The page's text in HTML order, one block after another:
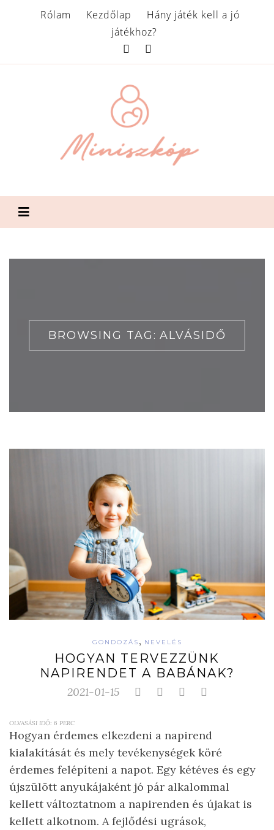
Rólam Kezdőlap
Hány játék kell a jó
játékhoz?
BROWSING TAG: ALVÁSIDŐ
GONDOZÁS , NEVELÉS
HOGYAN TERVEZZÜNK
NAPIRENDET A BABÁNAK?
2021-01-15
OLVASÁSI IDŐ: 6 PERC
Hogyan érdemes elkezdeni a napirend
kialakítását és mely tevékenységek köré
érdemes felépíteni a napot. Egy kétéves és egy
újszülött anyukájaként jó pár alkalommal
kellett változtatnom a napirenden és újakat is
kellett alkotnom. A fejlődési ugrások,